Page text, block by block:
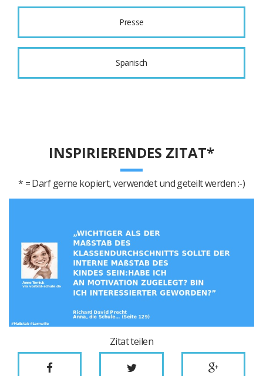
Presse
Spanisch
INSPIRIERENDES ZITAT*
* = Darf gerne kopiert, verwendet und geteilt werden :-)
Zitat teilen